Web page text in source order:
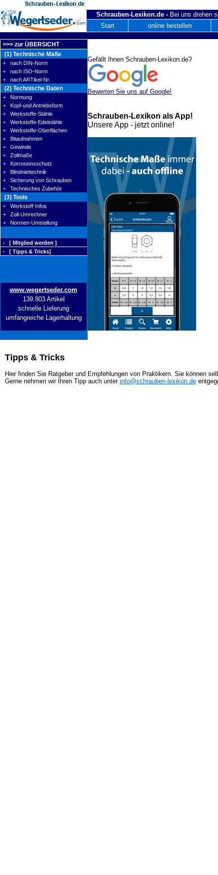
Schrauben-Lexikon.de - Bei uns drehen
Start
online bestellen
>>> zur ÜBERSICHT
(1) Technische Maße
+ nach DIN-Norm
+ nach ISO-Norm
+ nach ARTikel-Nr.
(2) Technische Daten
+ Normung
+ Kopf-und Antriebsform
+ Werkstoffe-Stähle
+ Werkstoffe-Edelstähle
+ Werkstoffe-Oberflächen
+ Bitaufnahmen
+ Gewinde
+ Zollmaße
+ Korrosionsschutz
+ Blindniettechnik
+ Sicherung von Schrauben
+ Technisches Zubehör
(3) Tools
+ Werkstoff-Infos
+ Zoll-Umrechner
+ Normen-Umstellung
- [ Mitglied werden ]
- [ Tipps & Tricks]
www.wegertseder.com
139.803 Artikel
schnelle Lieferung
umfangreiche Lagerhaltung
Tipps & Tricks
Hier finden Sie Ratgeber und Empfehlungen von Praktikern. Sie können
Gerne nehmen wir Ihren Tipp auch unter info@schrauben-lexikon.de
Gefällt Ihnen Schrauben-Lexikon.de?
Bewerten Sie uns auf Google!
Schrauben-Lexikon als App!
Unsere App - jetzt online!